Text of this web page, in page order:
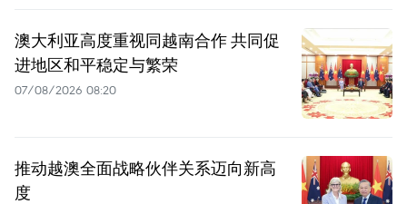
澳大利亚高度重视同越南合作 共同促
进地区和平稳定与繁荣
07/08/2026 08:20
推动越澳全面战略伙伴关系迈向新高
度